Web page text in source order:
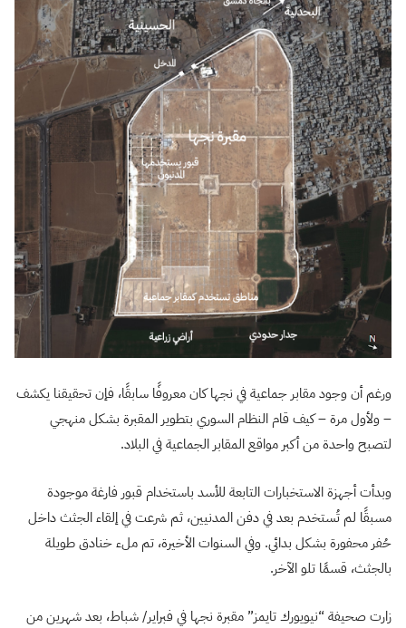
ورغم أن وجود مقابر جماعية في نجها كان معروفًا سابقًا، فإن تحقيقنا يكشف
– ولأول مرة – كيف قام النظام السوري بتطوير المقبرة بشكل منهجي
لتصبح واحدة من أكبر مواقع المقابر الجماعية في البلاد.
وبدأت أجهزة الاستخبارات التابعة للأسد باستخدام قبور فارغة موجودة
مسبقًا لم تُستخدم بعد في دفن المدنيين، ثم شرعت في إلقاء الجثث داخل
حُفر محفورة بشكل بدائي. وفي السنوات الأخيرة، تم ملء خنادق طويلة
بالجثث، قسمًا تلو الآخر.
زارت صحيفة “نيويورك تايمز” مقبرة نجها في فبراير/ شباط، بعد شهرين من